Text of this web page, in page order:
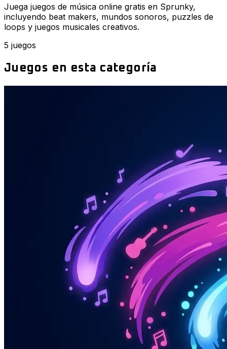
Juega juegos de música online gratis en Sprunky,
incluyendo beat makers, mundos sonoros, puzzles de
loops y juegos musicales creativos.
5 juegos
Juegos en esta categoría